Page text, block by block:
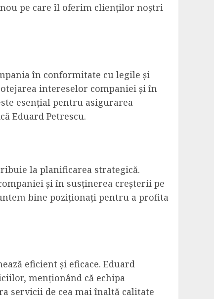
pe care îl oferim clienților noștri
în conformitate cu legile și
intereselor companiei și în
esențial pentru asigurarea
Eduard Petrescu.
la planificarea strategică.
și în susținerea creșterii pe
bine poziționați pentru a profita
eficient și eficace. Eduard
menționând că echipa
servicii de cea mai înaltă calitate